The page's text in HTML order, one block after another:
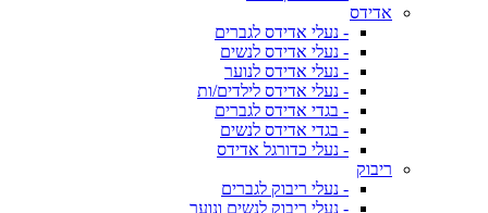
אדידס
- נעלי אדידס לגברים
- נעלי אדידס לנשים
- נעלי אדידס לנוער
- נעלי אדידס לילדים/ות
- בגדי אדידס לגברים
- בגדי אדידס לנשים
- נעלי כדורגל אדידס
ריבוק
- נעלי ריבוק לגברים
- נעלי ריבוק לנשים ונוער